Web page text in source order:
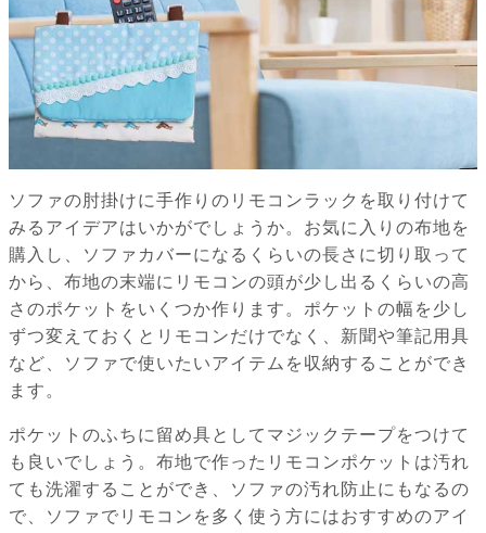
ソファの肘掛けに手作りのリモコンラックを取り付けて
みるアイデアはいかがでしょうか。お気に入りの布地を
購入し、ソファカバーになるくらいの長さに切り取って
から、布地の末端にリモコンの頭が少し出るくらいの高
さのポケットをいくつか作ります。ポケットの幅を少し
ずつ変えておくとリモコンだけでなく、新聞や筆記用具
など、ソファで使いたいアイテムを収納することができ
ます。
ポケットのふちに留め具としてマジックテープをつけて
も良いでしょう。布地で作ったリモコンポケットは汚れ
ても洗濯することができ、ソファの汚れ防止にもなるの
で、ソファでリモコンを多く使う方にはおすすめのアイ